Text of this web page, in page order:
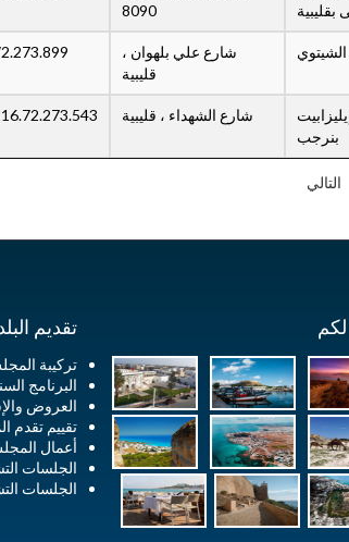
بقليبية
8090
شارع علي بلهوان ،
قليبية
بنرجب
شارع الشهداء ، قليبية
التالي
لكم تقديم
تركيبة
البرنامج
العروض
تقييم تقدم
أعمال
الجلسات
الجلسات